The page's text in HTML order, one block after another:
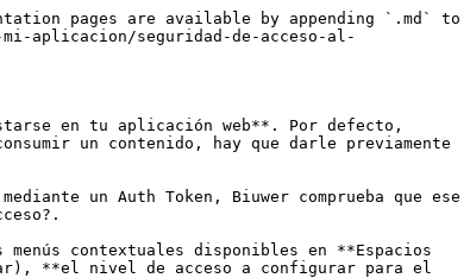
pages are available by appending `.md` to
aplicacion/seguridad-de-acceso-al-
en tu aplicación web**. Por defecto,
un contenido, hay que darle previamente
un Auth Token, Biuwer comprueba que ese
contextuales disponibles en **Espacios
**el nivel de acceso a configurar para el